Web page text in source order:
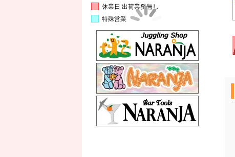
休業日 出荷業務無し
特殊営業